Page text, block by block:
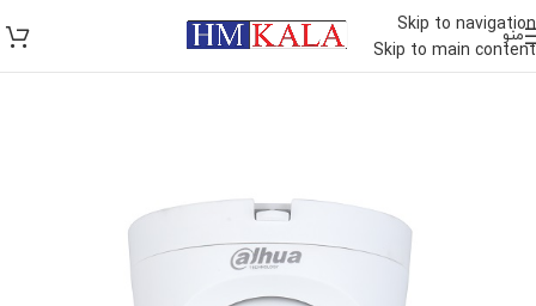
Skip to navigation
Skip to main content
منو